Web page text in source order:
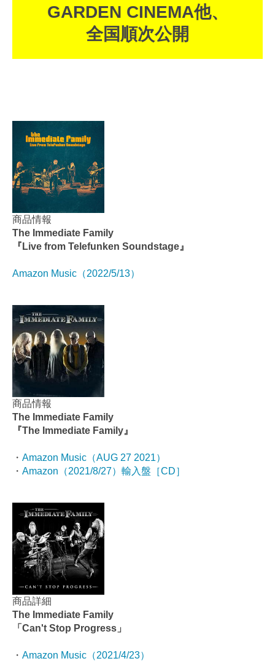
GARDEN CINEMA他、
全国順次公開
商品情報
The Immediate Family
『Live from Telefunken Soundstage』
Amazon Music（2022/5/13）
商品情報
The Immediate Family
『The Immediate Family』
・ Amazon Music（AUG 27 2021）
・ Amazon（2021/8/27）輸入盤［CD］
商品詳細
The Immediate Family
「Can't Stop Progress」
・ Amazon Music（2021/4/23）